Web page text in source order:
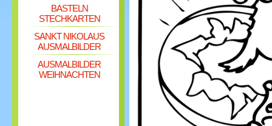
BASTELN
STECHKARTEN
SANKT NIKOLAUS
AUSMALBILDER
AUSMALBILDER
WEIHNACHTEN